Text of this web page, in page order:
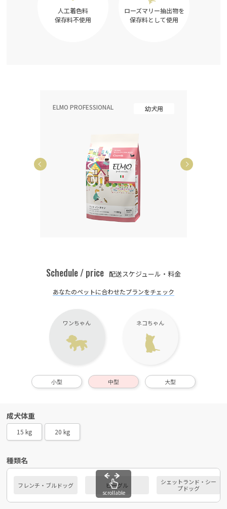
人工着色料
保存料不使用
ローズマリー抽出物を
保存料として使用
ELMO PROFESSIONAL 幼犬用
Schedule / price 配送スケジュール・料金
あなたのペットに合わせたプランをチェック
ワンちゃん ネコちゃん
小型 中型 大型
成犬体重
15 kg 20 kg
種類名
フレンチ・ブルドッグ ビーグル
シェットランド・シー
プドッグ
scrollable